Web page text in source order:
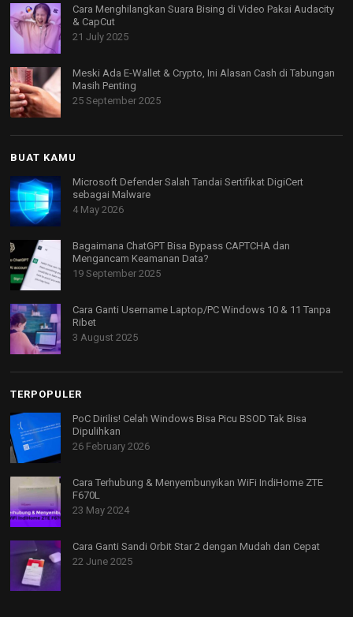
Cara Menghilangkan Suara Bising di Video Pakai Audacity
& CapCut
21 July 2025
Meski Ada E-Wallet & Crypto, Ini Alasan Cash di Tabungan
Masih Penting
25 September 2025
BUAT KAMU
Microsoft Defender Salah Tandai Sertifikat DigiCert
sebagai Malware
4 May 2026
Bagaimana ChatGPT Bisa Bypass CAPTCHA dan
Mengancam Keamanan Data?
19 September 2025
Cara Ganti Username Laptop/PC Windows 10 & 11 Tanpa
Ribet
3 August 2025
TERPOPULER
PoC Dirilis! Celah Windows Bisa Picu BSOD Tak Bisa
Dipulihkan
26 February 2026
Cara Terhubung & Menyembunyikan WiFi IndiHome ZTE
F670L
23 May 2024
Cara Ganti Sandi Orbit Star 2 dengan Mudah dan Cepat
22 June 2025